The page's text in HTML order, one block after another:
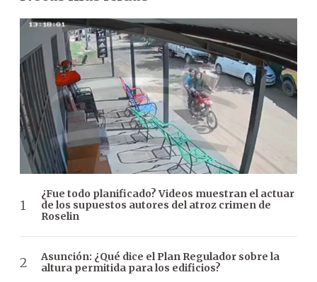
¿Fue todo planificado? Videos muestran el actuar
de los supuestos autores del atroz crimen de
Roselin
Asunción: ¿Qué dice el Plan Regulador sobre la
altura permitida para los edificios?